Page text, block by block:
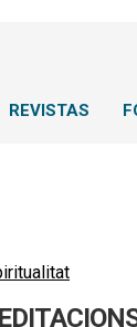
REVISTAS